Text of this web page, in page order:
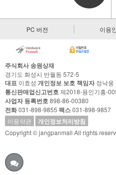
PC 버전 이용
주식회사 송원상재
경기도 화성시 반월동 572-5
대표 이효성 개인정보 보호 책임자정낙웅
통신판매업신고번호제2018-용인기흥-
사업자 등록번호898-86-00380
전화031-898-9855 팩스031-898-9857
이용약관
개인정보처리방침
Copyright © jangpanmall All rights